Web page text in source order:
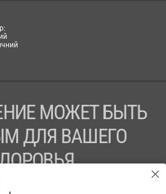
МОЖЕТ БЫТЬ
ДЛЯ ВАШЕГО
ПРЕПАРАТА